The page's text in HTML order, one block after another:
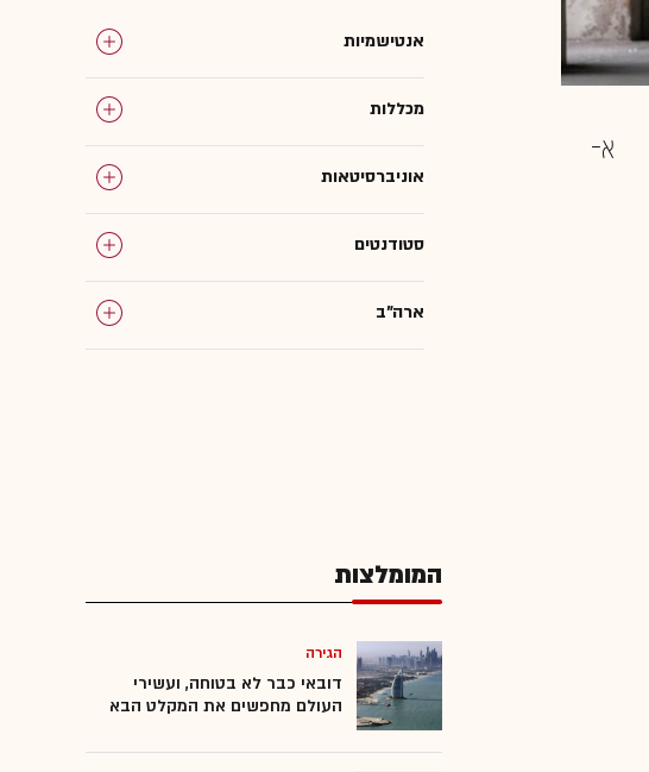
אנטישמיות
מכללות
אוניברסיטאות
סטודנטים
ארה"ב
המומלצות
הגירה
דובאי כבר לא בטוחה, ועשירי
העולם מחפשים את המקלט הבא